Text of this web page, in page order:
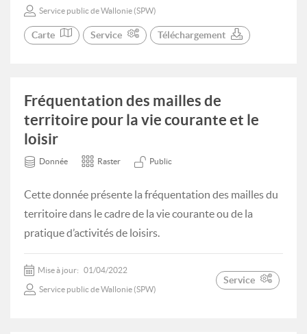
Service public de Wallonie (SPW)
Carte Service Téléchargement
Fréquentation des mailles de
territoire pour la vie courante et le
loisir
Donnée Raster Public
Cette donnée présente la fréquentation des mailles du
territoire dans le cadre de la vie courante ou de la
pratique d’activités de loisirs.
Mise à jour: 01/04/2022
Service public de Wallonie (SPW)
Service